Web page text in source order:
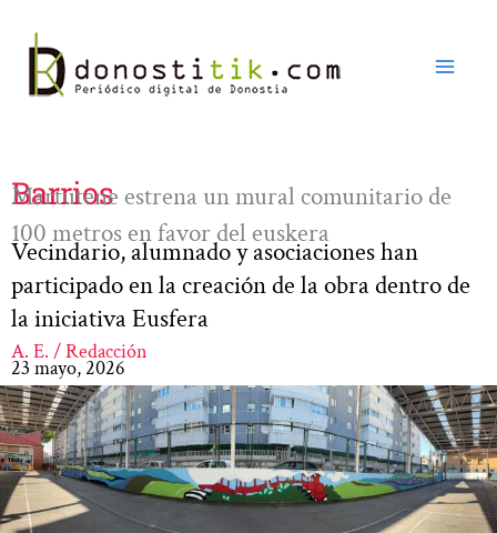
contenido
Barrios
Martutene estrena un mural comunitario de
100 metros en favor del euskera
Vecindario, alumnado y asociaciones han
participado en la creación de la obra dentro de
la iniciativa Eusfera
A. E. / Redacción
23 mayo, 2026